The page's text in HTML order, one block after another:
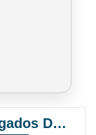
Convocatoria Elección de Delegados Docentes para el XIV Congreso Nacional de Universidades